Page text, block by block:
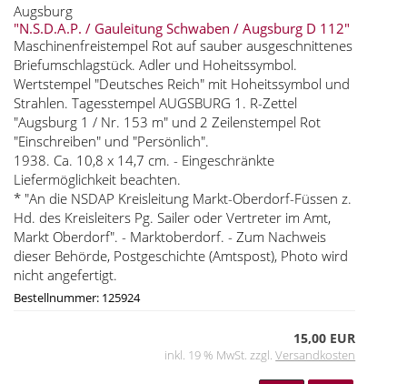
Augsburg
"N.S.D.A.P. / Gauleitung Schwaben / Augsburg D 112"
Maschinenfreistempel Rot auf sauber ausgeschnittenes
Briefumschlagstück. Adler und Hoheitssymbol.
Wertstempel "Deutsches Reich" mit Hoheitssymbol und
Strahlen. Tagesstempel AUGSBURG 1. R-Zettel
"Augsburg 1 / Nr. 153 m" und 2 Zeilenstempel Rot
"Einschreiben" und "Persönlich".
1938. Ca. 10,8 x 14,7 cm. - Eingeschränkte
Liefermöglichkeit beachten.
* "An die NSDAP Kreisleitung Markt-Oberdorf-Füssen z.
Hd. des Kreisleiters Pg. Sailer oder Vertreter im Amt,
Markt Oberdorf". - Marktoberdorf. - Zum Nachweis
dieser Behörde, Postgeschichte (Amtspost), Photo wird
nicht angefertigt.
Bestellnummer: 125924
15,00 EUR
inkl. 19 % MwSt. zzgl.Versandkosten